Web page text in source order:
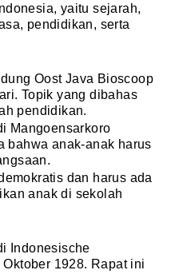
yaitu sejarah,
pendidikan, serta
Oost Java Bioscoop
Topik yang dibahas
pendidikan.
Mangoensarkoro
bahwa anak-anak harus
dan harus ada
anak di sekolah
Indonesische
1928. Rapat ini